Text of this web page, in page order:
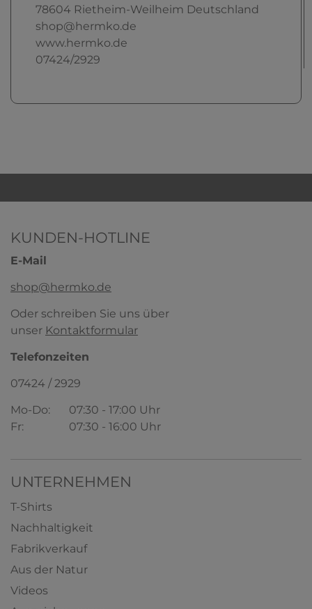
78604 Rietheim-Weilheim Deutschland
shop@hermko.de
www.hermko.de
07424/2929
KUNDEN-HOTLINE
E-Mail
shop@hermko.de
Oder schreiben Sie uns über
unser Kontaktformular
Telefonzeiten
07424 / 2929
Mo-Do:
07:30 - 17:00 Uhr
Fr:
07:30 - 16:00 Uhr
UNTERNEHMEN
T-Shirts
Nachhaltigkeit
Fabrikverkauf
Aus der Natur
Videos